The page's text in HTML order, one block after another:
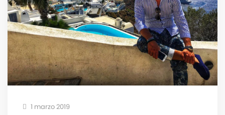
1 marzo 2019